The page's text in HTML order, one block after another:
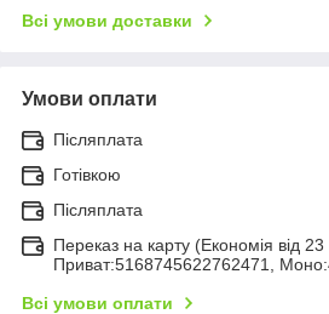
Всі умови доставки
Умови оплати
Післяплата
Готівкою
Післяплата
Переказ на карту (Економія від 23
Приват:5168745622762471,
Всі умови оплати